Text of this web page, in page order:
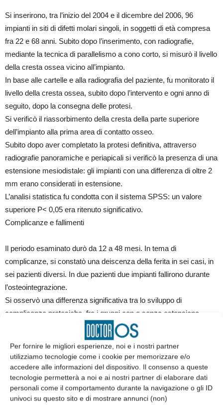
Per fornire le migliori esperienze, noi e i nostri partner
utilizziamo tecnologie come i cookie per memorizzare e/o
accedere alle informazioni del dispositivo. Il consenso a queste
tecnologie permetterà a noi e ai nostri partner di elaborare dati
personali come il comportamento durante la navigazione o gli ID
univoci su questo sito e di mostrare annunci (non)
Si inserirono, tra l’inizio del 2004 e il dicembre del 2006, 96
impianti in siti di difetti molari singoli, in soggetti di età compresa
fra 22 e 68 anni. Subito dopo l’inserimento, con radiografie,
mediante la tecnica di parallelismo a cono corto, si misurò il livello
della cresta ossea vicino all’impianto.
In base alle cartelle e alla radiografia del paziente, fu monitorato il
livello della cresta ossea, subito dopo l’intervento e ogni anno di
seguito, dopo la consegna delle protesi.
Si verificò il riassorbimento della cresta della parte superiore
dell’impianto alla prima area di contatto osseo.
Subito dopo aver completato la protesi definitiva, attraverso
radiografie panoramiche e periapicali si verificò la presenza di una
estensione mesiodistale: gli impianti con una differenza di oltre 2
mm erano considerati in estensione.
L’analisi statistica fu condotta con il sistema SPSS: un valore
superiore P< 0,05 era ritenuto significativo.
Complicanze e fallimenti
Il periodo esaminato durò da 12 a 48 mesi. In tema di
complicanze, si constatò una deiscenza della ferita in sei casi, in
sei pazienti diversi. In due pazienti due impianti fallirono durante
l’osteointegrazione.
Si osservò una differenza significativa tra lo sviluppo di
complicanze protesiche, fra i gruppi con o senza estensione
SOGLIA DI PERCEZIONE DELLE ASIMMETRIE
Pereira Silva B, Jimenez Castellanos E, Martinez de Fuentes
R, Greenberg JR, Chu S